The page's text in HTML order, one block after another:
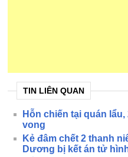
TIN LIÊN QUAN
Hỗn chiến tại quán
vong
Kẻ đâm chết 2 thanh
Dương bị kết án tử